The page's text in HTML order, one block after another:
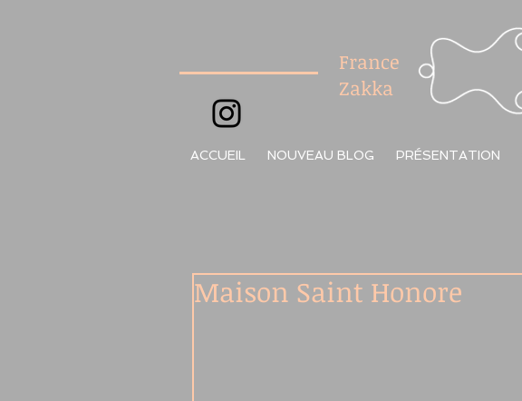
France
Zakka
ACCUEIL NOUVEAU BLOG PRÉSENTATION
Maison Saint Honore